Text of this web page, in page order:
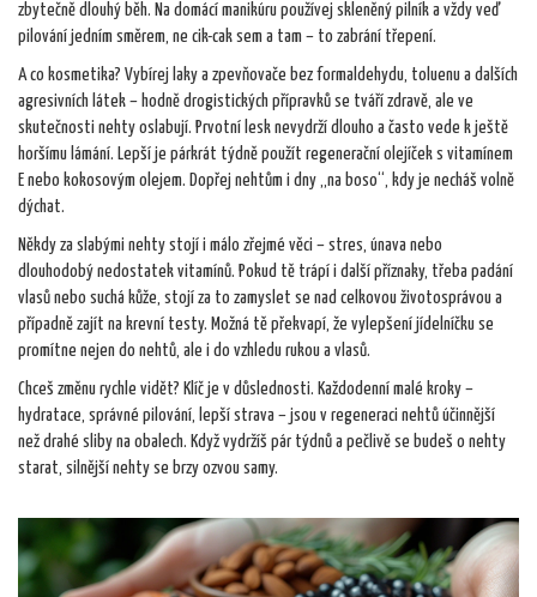
zbytečně dlouhý běh. Na domácí manikúru používej skleněný pilník a vždy veď
pilování jedním směrem, ne cik-cak sem a tam – to zabrání třepení.
A co kosmetika? Vybírej laky a zpevňovače bez formaldehydu, toluenu a dalších
agresivních látek – hodně drogistických přípravků se tváří zdravě, ale ve
skutečnosti nehty oslabují. Prvotní lesk nevydrží dlouho a často vede k ještě
horšímu lámání. Lepší je párkrát týdně použít regenerační olejíček s vitamínem
E nebo kokosovým olejem. Dopřej nehtům i dny „na boso“, kdy je necháš volně
dýchat.
Někdy za slabými nehty stojí i málo zřejmé věci – stres, únava nebo
dlouhodobý nedostatek vitamínů. Pokud tě trápí i další příznaky, třeba padání
vlasů nebo suchá kůže, stojí za to zamyslet se nad celkovou životosprávou a
případně zajít na krevní testy. Možná tě překvapí, že vylepšení jídelníčku se
promítne nejen do nehtů, ale i do vzhledu rukou a vlasů.
Chceš změnu rychle vidět? Klíč je v důslednosti. Každodenní malé kroky –
hydratace, správné pilování, lepší strava – jsou v regeneraci nehtů účinnější
než drahé sliby na obalech. Když vydržíš pár týdnů a pečlivě se budeš o nehty
starat, silnější nehty se brzy ozvou samy.